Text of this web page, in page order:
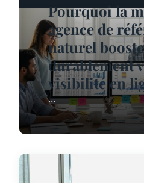
Pourquoi la
agence de
naturel booste
durablement
visibilité en
...